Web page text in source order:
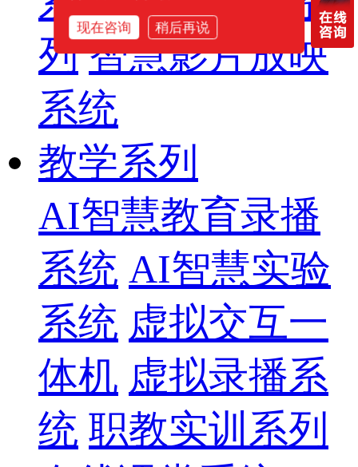
列 智慧影片放映
系统
教学系列
AI智慧教育录播
系统 AI智慧实验
系统 虚拟交互一
体机 虚拟录播系
统 职教实训系列
现在咨询 稍后再说